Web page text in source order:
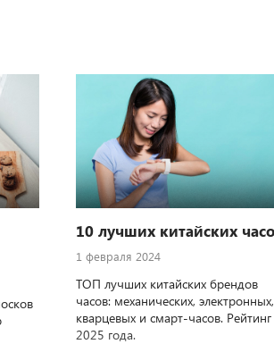
10 лучших китайских
1 февраля 2024
ТОП лучших китайских брендов
часов: механических, электронных,
кварцевых и смарт-часов. Рейтинг
2025 года.